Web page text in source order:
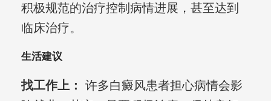
积极规范的治疗控制病情进展，甚至达到
临床治疗。
生活建议
找工作上：
许多白癜风患者担心病情会影